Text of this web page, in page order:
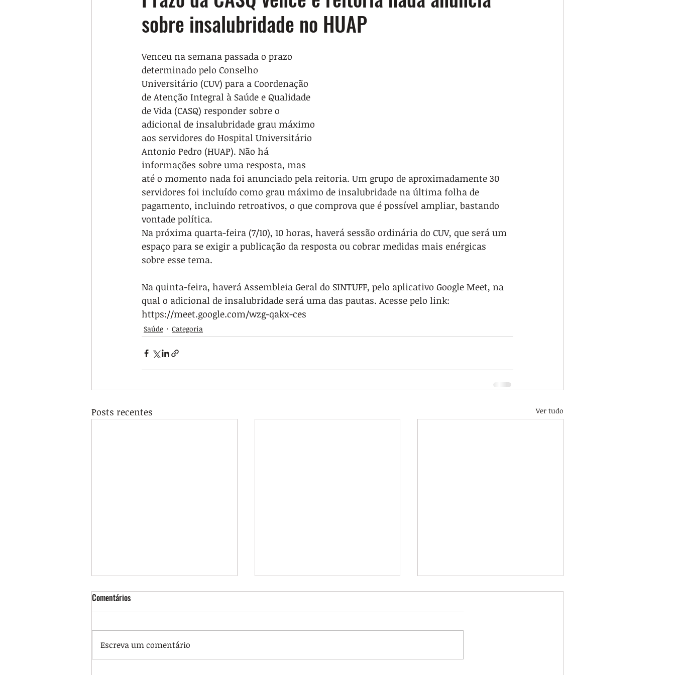
sobre insalubridade no HUAP
Venceu na semana passada o prazo
determinado pelo Conselho
Universitário (CUV) para a Coordenação
de Atenção Integral à Saúde e Qualidade
de Vida (CASQ) responder sobre o
adicional de insalubridade grau máximo
aos servidores do Hospital Universitário
Antonio Pedro (HUAP). Não há
informações sobre uma resposta, mas
até o momento nada foi anunciado pela reitoria. Um grupo de aproximadamente 30
servidores foi incluído como grau máximo de insalubridade na última folha de
pagamento, incluindo retroativos, o que comprova que é possível ampliar, bastando
vontade política.
Na próxima quarta-feira (7/10), 10 horas, haverá sessão ordinária do CUV, que será um
espaço para se exigir a publicação da resposta ou cobrar medidas mais enérgicas
sobre esse tema.
Na quinta-feira, haverá Assembleia Geral do SINTUFF, pelo aplicativo Google Meet, na
qual o adicional de insalubridade será uma das pautas. Acesse pelo link:
https://meet.google.com/wzg-qakx-ces
Saúde Categoria
Posts recentes Ver tudo
Comentários
Escreva um comentário